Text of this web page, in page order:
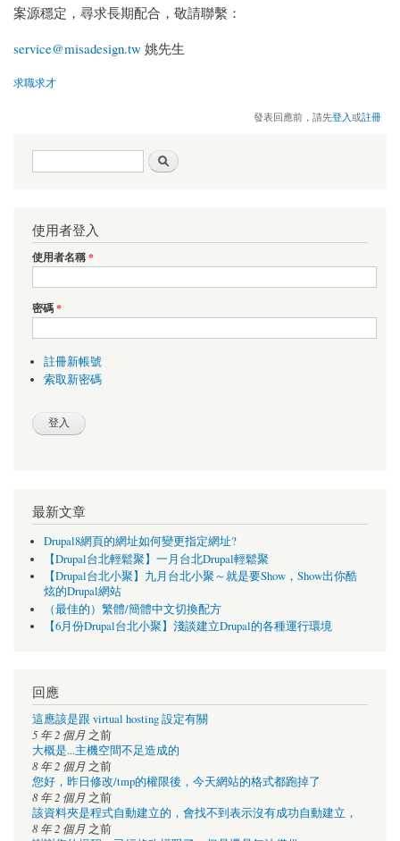
案源穩定，尋求長期配合，敬請聯繫：
service@misadesign.tw 姚先生
求職求才
發表回應前，請先登入或註冊
搜尋表單
使用者登入
使用者名稱*
密碼*
註冊新帳號
索取新密碼
最新文章
Drupal8網頁的網址如何變更指定網址?
【Drupal台北輕鬆聚】一月台北Drupal輕鬆聚
【Drupal台北小聚】九月台北小聚～就是要Show，Show出你酷
炫的Drupal網站
（最佳的）繁體/簡體中文切換配方
【6月份Drupal台北小聚】淺談建立Drupal的各種運行環境
回應
這應該是跟 virtual hosting 設定有關
5 年 2 個月 之前
大概是...主機空間不足造成的
8 年 2 個月 之前
您好，昨日修改/tmp的權限後，今天網站的格式都跑掉了
8 年 2 個月 之前
該資料夾是程式自動建立的，會找不到表示沒有成功自動建立，
8 年 2 個月 之前